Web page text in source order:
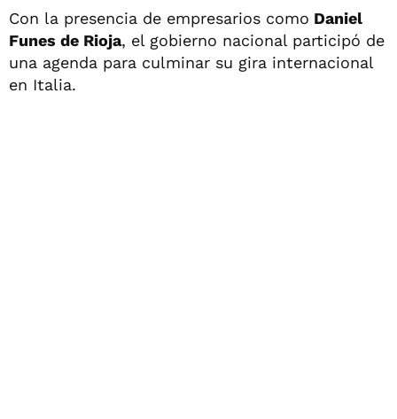
Con la presencia de empresarios como Daniel
Funes de Rioja, el gobierno nacional participó de
una agenda para culminar su gira internacional
en Italia.